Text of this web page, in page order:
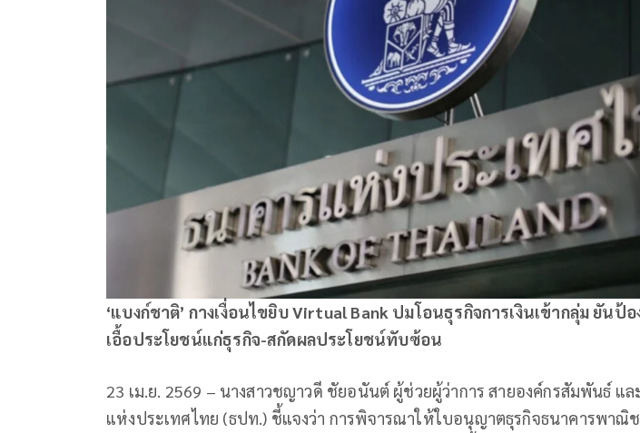
‘แบงก์ชาติ’ กางเงื่อนไขยิบ Virtual Bank ปมโอนธุรกิจการเงินเข้ากลุ่ม ยันป้อ
เอื้อประโยชน์แก่ธุรกิจ-สกัดผลประโยชน์ทับซ้อน
23 เม.ย. 2569 – นางสาวชญาวดี ชัยอนันต์ ผู้ช่วยผู้ว่าการ สายองค์กรสัมพันธ์ แ
แห่งประเทศไทย (ธปท.) ชี้แจงว่า การพิจารณาให้ใบอนุญาตธุรกิจธนาคารพาณิช